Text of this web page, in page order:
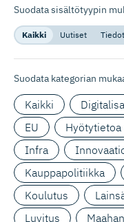
Suodata sisältötyypin
Kaikki Uutiset
Suodata kategorian
Kaikki
EU
Infra
Kauppapolitiikka
Koulutus
Luvitus